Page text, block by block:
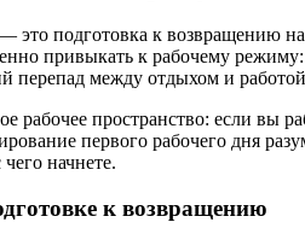
подготовка к возвращению на
привыкать к рабочему
перепад между отдыхом и
рабочее пространство: если вы
первого рабочего дня
начнете.
к возвращению